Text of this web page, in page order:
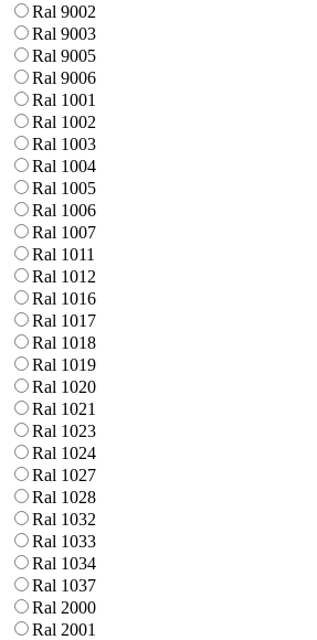
Ral 9002
Ral 9003
Ral 9005
Ral 9006
Ral 1001
Ral 1002
Ral 1003
Ral 1004
Ral 1005
Ral 1006
Ral 1007
Ral 1011
Ral 1012
Ral 1016
Ral 1017
Ral 1018
Ral 1019
Ral 1020
Ral 1021
Ral 1023
Ral 1024
Ral 1027
Ral 1028
Ral 1032
Ral 1033
Ral 1034
Ral 1037
Ral 2000
Ral 2001